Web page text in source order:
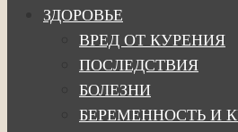
ЗДОРОВЬЕ
ВРЕД ОТ КУРЕНИЯ
ПОСЛЕДСТВИЯ
БОЛЕЗНИ
БЕРЕМЕННОСТЬ И